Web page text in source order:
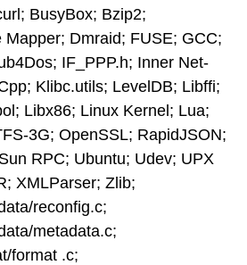
BusyBox; Bzip2;
Mapper; Dmraid; FUSE; GCC;
IF_PPP.h; Inner Net-
Klibc.utils; LevelDB; Libffi;
Libx86; Linux Kernel; Lua;
3G; OpenSSL; RapidJSON;
RPC; Ubuntu; Udev; UPX
XMLParser; Zlib;
reconfig.c;
metadata.c;
format .c;